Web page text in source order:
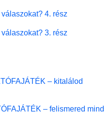
4. rész
3. rész
– kitalálod
– felismered mind